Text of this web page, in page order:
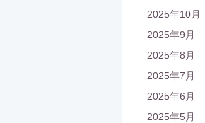
2025年10月
2025年9月
2025年8月
2025年7月
2025年6月
2025年5月